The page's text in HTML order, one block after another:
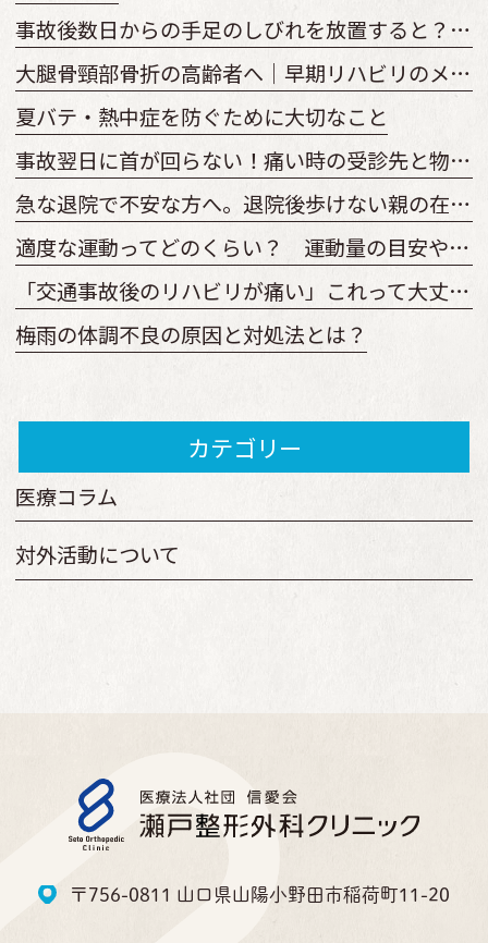
事故後数日からの手足のしびれを放置すると？原因と受診の目安
大腿骨頸部骨折の高齢者へ｜早期リハビリのメリットと開始時期を解説
夏バテ・熱中症を防ぐために大切なこと
事故翌日に首が回らない！痛い時の受診先と物損からの変更手順
急な退院で不安な方へ。退院後歩けない親の在宅復帰とリハビリ準備
適度な運動ってどのくらい？ 運動量の目安やどのくらい続けるべきか
「交通事故後のリハビリが痛い」これって大丈夫？ 回復を早めるリハビリとは
梅雨の体調不良の原因と対処法とは？
カテゴリー
医療コラム
対外活動について
〒756-0811 山口県山陽小野田市稲荷町11-20